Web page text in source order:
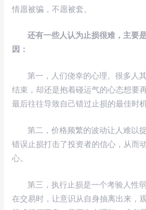
情愿被骗，不愿被套。
还有一些人认为止损很难，主要
因：
第一，人们侥幸的心理。很多人
结束，却还是抱着碰运气的心态想要
最后往往导致自己错过止损的最佳时机
第二，价格频繁的波动让人难以
错误止损打击了投资者的信心，从而
心。
第三，执行止损是一个考验人性
在交易时，让意识从自身抽离出来，